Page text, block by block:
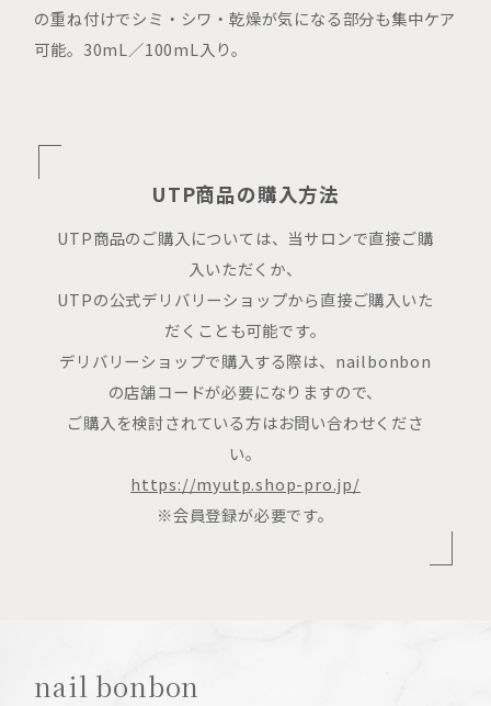
の重ね付けでシミ・シワ・乾燥が気になる部分も集中ケア
可能。30mL／100mL入り。
UTP商品の購入方法
UTP商品のご購入については、当サロンで直接ご購
入いただくか、
UTPの公式デリバリーショップから直接ご購入いた
だくことも可能です。
デリバリーショップで購入する際は、nailbonbon
の店舗コードが必要になりますので、
ご購入を検討されている方はお問い合わせくださ
い。
https://myutp.shop-pro.jp/
※会員登録が必要です。
nail bonbon